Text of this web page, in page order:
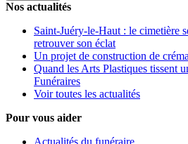
Nos actualités
Saint-Juéry-le-Haut : le cimetière
retrouver son éclat
Un projet de construction de
Quand les Arts Plastiques tissent
Funéraires
Voir toutes les actualités
Pour vous aider